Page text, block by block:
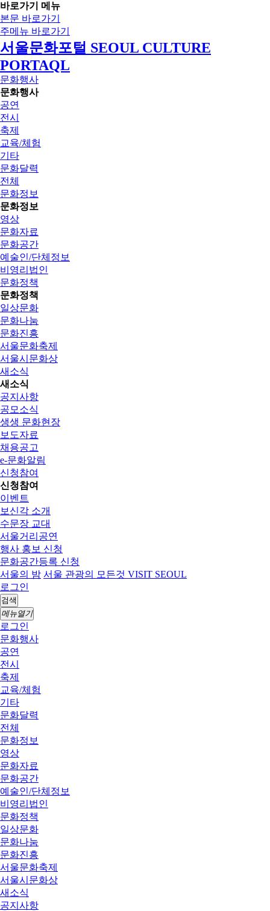
바로가기 메뉴
본문 바로가기
주메뉴 바로가기
서울문화포털 SEOUL CULTURE
PORTAQL
문화행사
문화행사
공연
전시
축제
교육/체험
기타
문화달력
전체
문화정보
문화정보
영상
문화자료
문화공간
예술인/단체정보
비영리법인
문화정책
문화정책
일상문화
문화나눔
문화진흥
서울문화축제
서울시문화상
새소식
새소식
공지사항
공모소식
생생 문화현장
보도자료
채용공고
e-문화알림
신청참여
신청참여
이벤트
보신각 소개
수문장 교대
서울거리공연
행사 홍보 신청
문화공간등록 신청
서울의 밤 서울 관광의 모든것 VISIT SEOUL
로그인
검색
메뉴열기
로그인
문화행사
공연
전시
축제
교육/체험
기타
문화달력
전체
문화정보
영상
문화자료
문화공간
예술인/단체정보
비영리법인
문화정책
일상문화
문화나눔
문화진흥
서울문화축제
서울시문화상
새소식
공지사항